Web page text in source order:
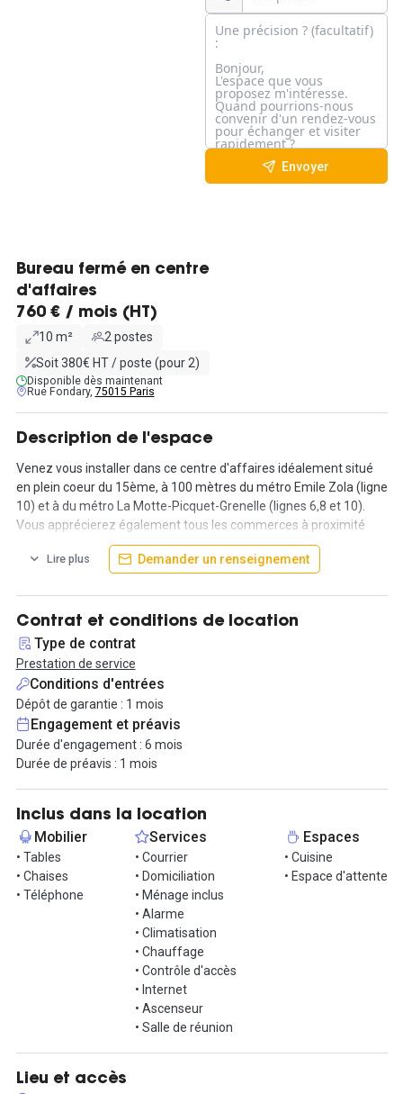
Envoyer
Bureau fermé en centre
d'affaires
760 € / mois (HT)
10 m²
2 postes
Soit 380€ HT / poste (pour 2)
Disponible dès maintenant
Rue Fondary, 75015 Paris
Description de l'espace
Venez vous installer dans ce centre d'affaires idéalement situé
en plein coeur du 15ème, à 100 mètres du métro Emile Zola (ligne
10) et à du métro La Motte-Picquet-Grenelle (lignes 6,8 et 10).
Vous apprécierez également tous les commerces à proximité
ainsi que le centre de pilate, yoga au rez de chaussée de
l'immeuble. A 100 mètres, vous avez également une salle de
L'espace a été refait à neuf, il est fonctionnel et lumineux. Le
bureau privatif est entièrement équipé et meublé pour accueillir
deux collaborateurs.
Vous aurez également accès aux espaces communs: la cuisine,
l'espace d'accueil, l'espace pour déjeuner, les salles de réunion et
la terrasse.
Dans cette offre tous les services et charges sont inclus : accès
par badge 24h/24 et 7j/7, internet haut débit fibre (RJ45 et WIFI),
réception du courrier, le ménage, le chauffage, l'électricité...
Afin de répondre à vos besoins nous proposons des services
optionnels : domiciliation, un téléphone fixe et un parking.
Nous avons deux autres bureaux identiques disponibles.
Lire plus Demander un renseignement
Contrat et conditions de location
Type de contrat
Prestation de service
Conditions d'entrées
Dépôt de garantie : 1 mois
Engagement et préavis
Durée d'engagement : 6 mois
Durée de préavis : 1 mois
Inclus dans la location
Mobilier
• Tables
• Chaises
• Téléphone
Services
• Courrier
• Domiciliation
• Ménage inclus
• Alarme
• Climatisation
• Chauffage
• Contrôle d'accès
• Internet
• Ascenseur
• Salle de réunion
Espaces
• Cuisine
• Espace d'attente
Lieu et accès